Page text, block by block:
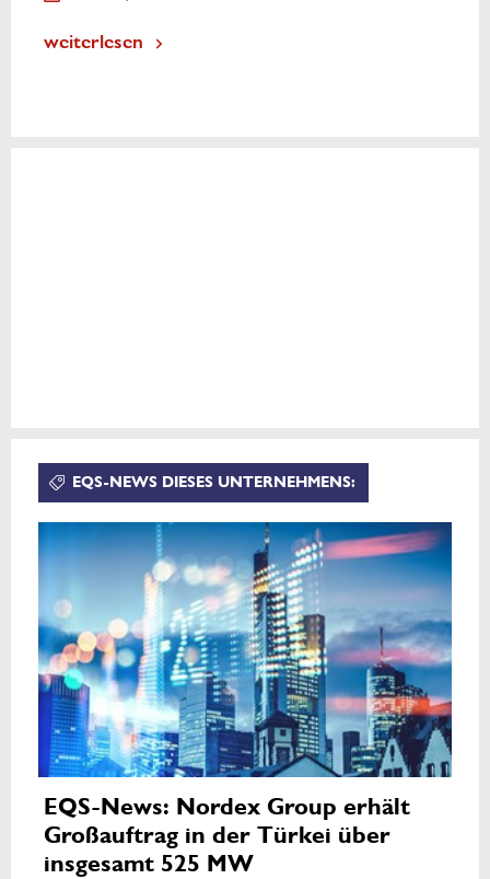
weiterlesen
EQS-NEWS DIESES UNTERNEHMENS:
EQS-News: Nordex Group erhält
Großauftrag in der Türkei über
insgesamt 525 MW